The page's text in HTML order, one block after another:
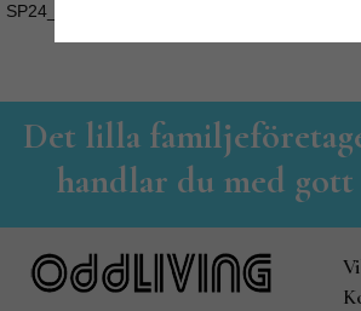
SP24_11
Det lilla
handlar du med gott